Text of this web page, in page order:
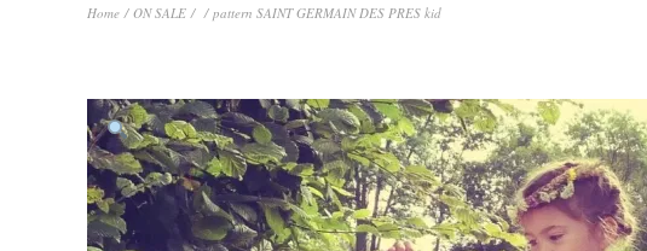
Home / ON SALE / / pattern SAINT GERMAIN DES PRES kid